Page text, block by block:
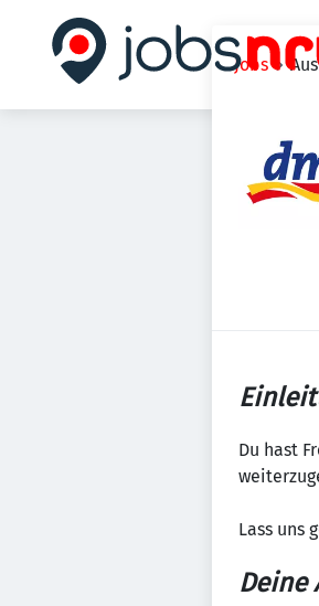
Jobs
Du hast
Lass uns
Deine